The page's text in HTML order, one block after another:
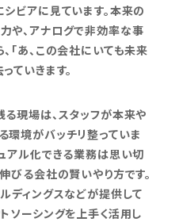
ビアに見ています。本来の
や、アナログで非効率な事
「あ、この会社にいても未来
ていきます。
現場は、スタッフが本来や
環境がバッチリ整っていま
アル化できる業務は思い切
びる会社の賢いやり方です。
ディングスなどが提供して
ソーシングを上手く活用し